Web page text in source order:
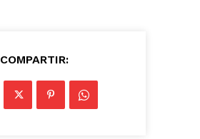
COMPARTIR: